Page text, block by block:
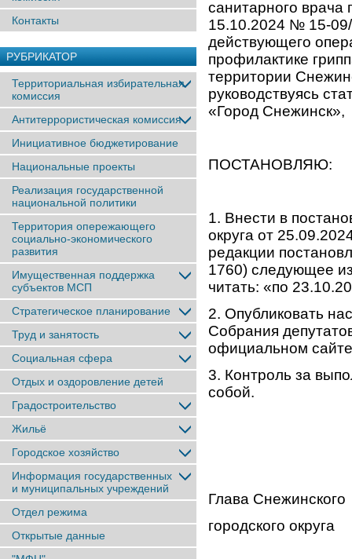
Контакты
РУБРИКАТОР
Территориальная избирательная
комиссия
Антитеррористическая комиссия
Инициативное бюджетирование
Национальные проекты
Реализация государственной
национальной политики
Территория опережающего
социально-экономического
развития
Имущественная поддержка
субъектов МСП
Стратегическое планирование
Труд и занятость
Социальная сфера
Отдых и оздоровление детей
Градостроительство
Жильё
Городское хозяйство
Информация государственных
и муниципальных учреждений
Отдел режима
Открытые данные
санитарного врача
15.10.2024 № 15-09/
действующего
профилактике
территории
руководствуясь
«Город Снежинск»,
ПОСТАНОВЛЯЮ:
1. Внести в
округа от
редакции
1760) следующее
читать: «по
2. Опубликовать
Собрания
официальном
3. Контроль за
собой.
Глава Снежинского